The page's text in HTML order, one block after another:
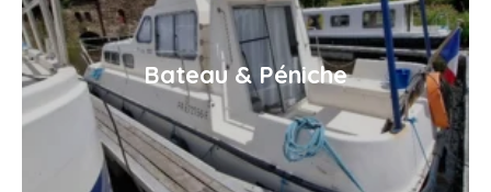
Bateau & Péniche